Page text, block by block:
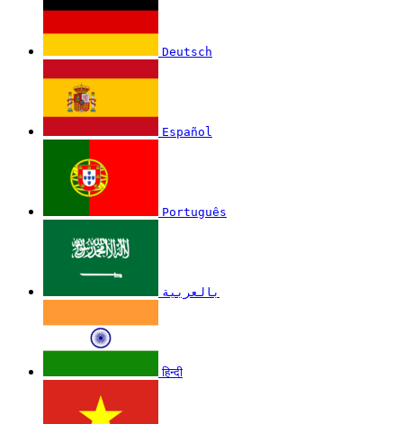
Deutsch
Español
Português
بالعربية
हिन्दी